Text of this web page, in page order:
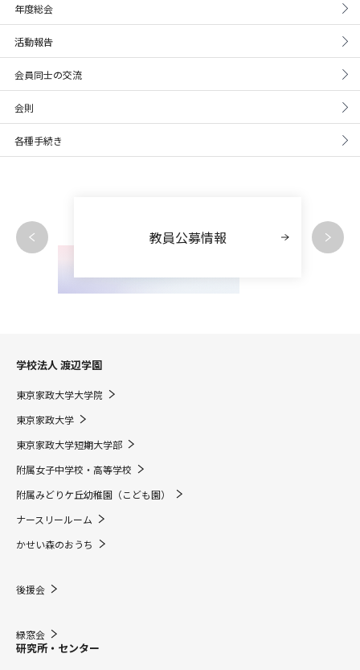
年度総会
活動報告
会員同士の交流
会則
各種手続き
教員公募情報
学校法人 渡辺学園
東京家政大学大学院
東京家政大学
東京家政大学短期大学部
附属女子中学校・高等学校
附属みどりケ丘幼稚園（こども園）
ナースリールーム
かせい森のおうち
後援会
緑窓会
研究所・センター